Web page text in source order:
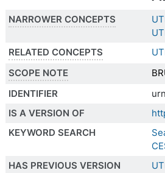
NARROWER CONCEPTS
RELATED CONCEPTS
SCOPE NOTE
IDENTIFIER
IS A VERSION OF
KEYWORD SEARCH
HAS PREVIOUS VERSION